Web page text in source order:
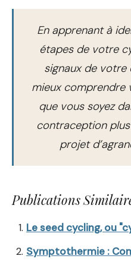
En apprenant à
étapes de votre
signaux de votre
mieux comprendre
que vous soyez
contraception
projet
Publications
Le seed cycling, ou
Symptothermie :